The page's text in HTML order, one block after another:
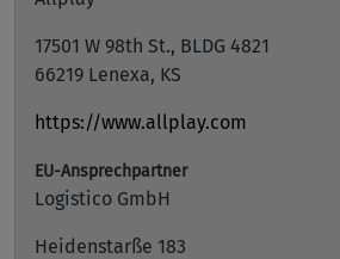
17501 W 98th St., BLDG 4821
66219 Lenexa, KS
https://www.allplay.com
EU-Ansprechpartner
Logistico GmbH
Heidenstarße 183